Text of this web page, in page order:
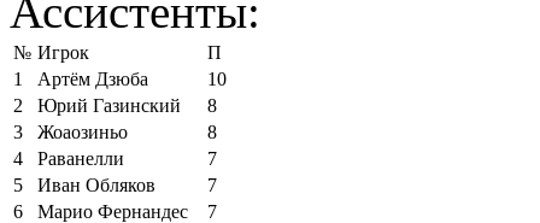
Ассистенты:
№ Игрок
П
1
Артём Дзюба
10
2
Юрий Газинский
8
3
Жоаозиньо
8
4
Раванелли
7
5
Иван Обляков
7
6
Марио Фернандес
7